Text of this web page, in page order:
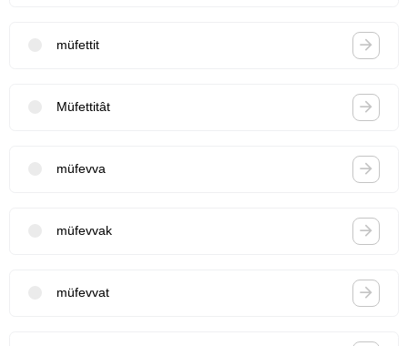
müfettit
Müfettitât
müfevva
müfevvak
müfevvat